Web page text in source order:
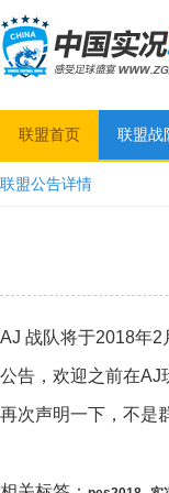
实况足球联盟
联盟首页 联盟战
联盟公告详情
AJ 战队将于2018年2
公告，欢迎之前在AJ
再次声明一下，不是